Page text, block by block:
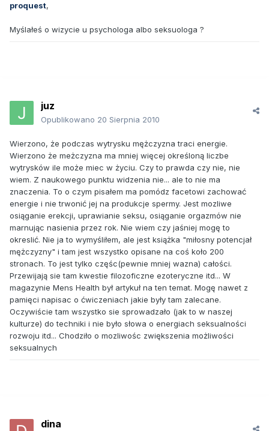
proquest,
Myślałeś o wizycie u psychologa albo seksuologa ?
juz
Opublikowano 20 Sierpnia 2010
Wierzono, że podczas wytrysku mężczyzna traci energie.
Wierzono że meżczyzna ma mniej więcej określoną liczbe
wytrysków ile może miec w życiu. Czy to prawda czy nie, nie
wiem. Z naukowego punktu widzenia nie... ale to nie ma
znaczenia. To o czym pisałem ma pomódz facetowi zachować
energie i nie trwonić jej na produkcje spermy. Jest mozliwe
osiąganie erekcji, uprawianie seksu, osiąganie orgazmów nie
marnując nasienia przez rok. Nie wiem czy jaśniej mogę to
okreslić. Nie ja to wymyśliłem, ale jest książka "miłosny potencjał
mężczyzny" i tam jest wszystko opisane na coś koło 200
stronach. To jest tylko częśc(pewnie mniej wazna) całości.
Przewijają sie tam kwestie filozoficzne ezoteryczne itd... W
magazynie Mens Health był artykuł na ten temat. Mogę nawet z
pamięci napisac o ćwiczeniach jakie były tam zalecane.
Oczywiście tam wszystko sie sprowadzało (jak to w naszej
kulturze) do techniki i nie było słowa o energiach seksualności
rozwoju itd... Chodziło o mozliwośc zwiększenia możliwości
seksualnych
dina